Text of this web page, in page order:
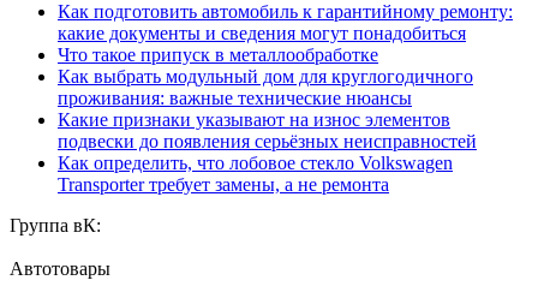
Как подготовить автомобиль к гарантийному ремонту:
какие документы и сведения могут понадобиться
Что такое припуск в металлообработке
Как выбрать модульный дом для круглогодичного
проживания: важные технические нюансы
Какие признаки указывают на износ элементов
подвески до появления серьёзных неисправностей
Как определить, что лобовое стекло Volkswagen
Transporter требует замены, а не ремонта
Группа вК:
Автотовары